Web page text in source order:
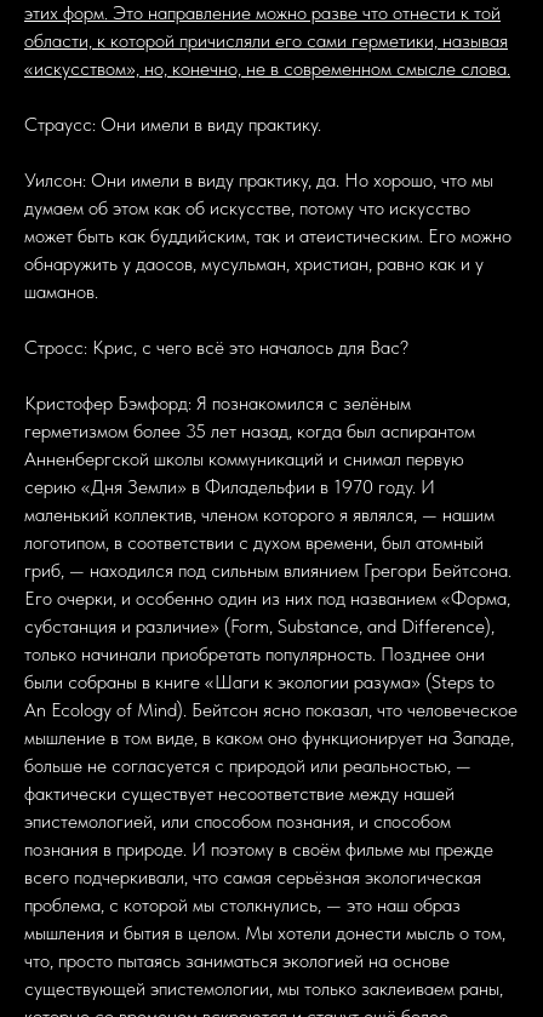
этих форм. Это направление можно разве что отнести к той
области, к которой причисляли его сами герметики, называя
«искусством», но, конечно, не в современном смысле слова.
Страусс: Они имели в виду практику.
Уилсон: Они имели в виду практику, да. Но хорошо, что мы
думаем об этом как об искусстве, потому что искусство
может быть как буддийским, так и атеистическим. Его можно
обнаружить у даосов, мусульман, христиан, равно как и у
шаманов.
Стросс: Крис, с чего всё это началось для Вас?
Кристофер Бэмфорд: Я познакомился с зелёным
герметизмом более 35 лет назад, когда был аспирантом
Анненбергской школы коммуникаций и снимал первую
серию «Дня Земли» в Филадельфии в 1970 году. И
маленький коллектив, членом которого я являлся, — нашим
логотипом, в соответствии с духом времени, был атомный
гриб, — находился под сильным влиянием Грегори Бейтсона.
Его очерки, и особенно один из них под названием «Форма,
субстанция и различие» (Form, Substance, and Difference),
только начинали приобретать популярность. Позднее они
были собраны в книге «Шаги к экологии разума» (Steps to
An Ecology of Mind). Бейтсон ясно показал, что человеческое
мышление в том виде, в каком оно функционирует на Западе,
больше не согласуется с природой или реальностью, —
фактически существует несоответствие между нашей
эпистемологией, или способом познания, и способом
познания в природе. И поэтому в своём фильме мы прежде
всего подчеркивали, что самая серьёзная экологическая
проблема, с которой мы столкнулись, — это наш образ
мышления и бытия в целом. Мы хотели донести мысль о том,
что, просто пытаясь заниматься экологией на основе
существующей эпистемологии, мы только заклеиваем раны,